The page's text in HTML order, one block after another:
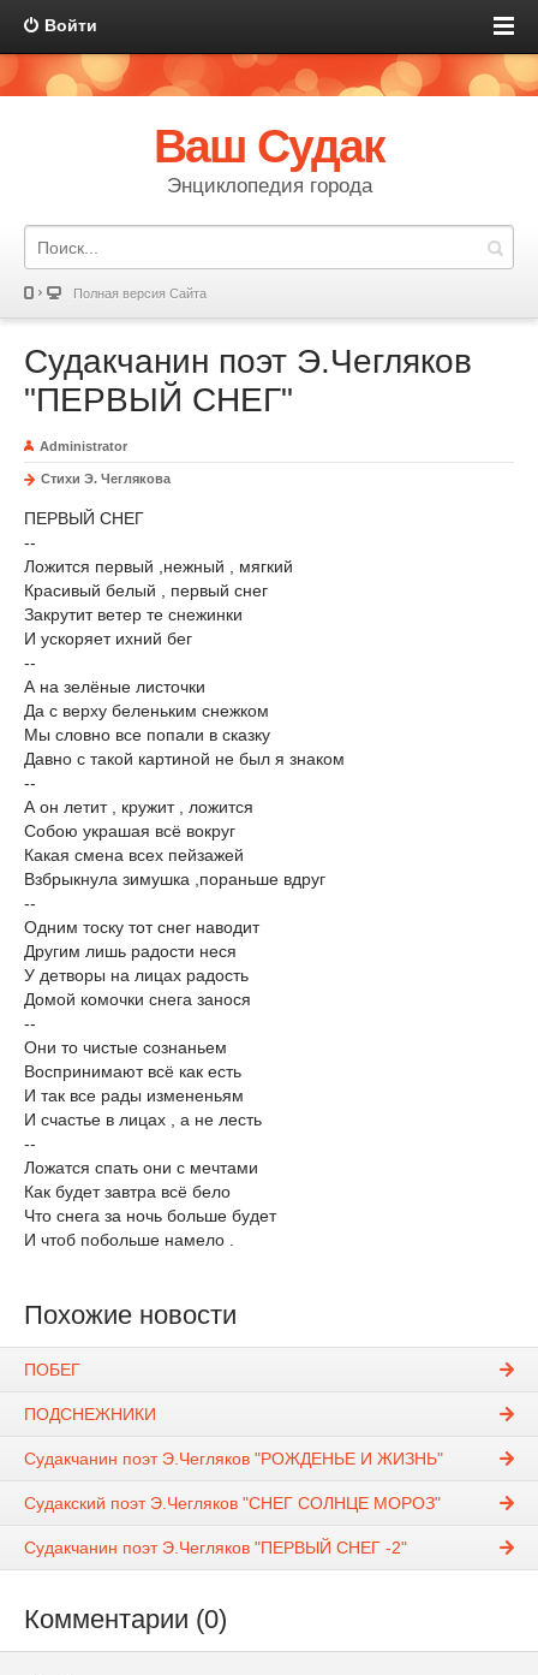
Войти
Ваш Судак
Энциклопедия города
Полная версия Сайта
Судакчанин поэт Э.Чегляков
"ПЕРВЫЙ СНЕГ"
Administrator
Стихи Э. Чеглякова
ПЕРВЫЙ СНЕГ
--
Ложится первый ,нежный , мягкий
Красивый белый , первый снег
Закрутит ветер те снежинки
И ускоряет ихний бег
--
А на зелёные листочки
Да с верху беленьким снежком
Мы словно все попали в сказку
Давно с такой картиной не был я знаком
--
А он летит , кружит , ложится
Собою украшая всё вокруг
Какая смена всех пейзажей
Взбрыкнула зимушка ,пораньше вдруг
--
Одним тоску тот снег наводит
Другим лишь радости неся
У детворы на лицах радость
Домой комочки снега занося
--
Они то чистые сознаньем
Воспринимают всё как есть
И так все рады измененьям
И счастье в лицах , а не лесть
--
Ложатся спать они с мечтами
Как будет завтра всё бело
Что снега за ночь больше будет
И чтоб побольше намело .
Похожие новости
ПОБЕГ
ПОДСНЕЖНИКИ
Судакчанин поэт Э.Чегляков "РОЖДЕНЬЕ И ЖИЗНЬ"
Судакский поэт Э.Чегляков "СНЕГ СОЛНЦЕ МОРОЗ"
Судакчанин поэт Э.Чегляков "ПЕРВЫЙ СНЕГ -2"
Комментарии (0)